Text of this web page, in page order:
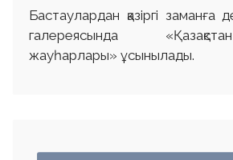
Бастаулардан қазіргі заманға
галереясында
жауһарлары» ұсынылады.